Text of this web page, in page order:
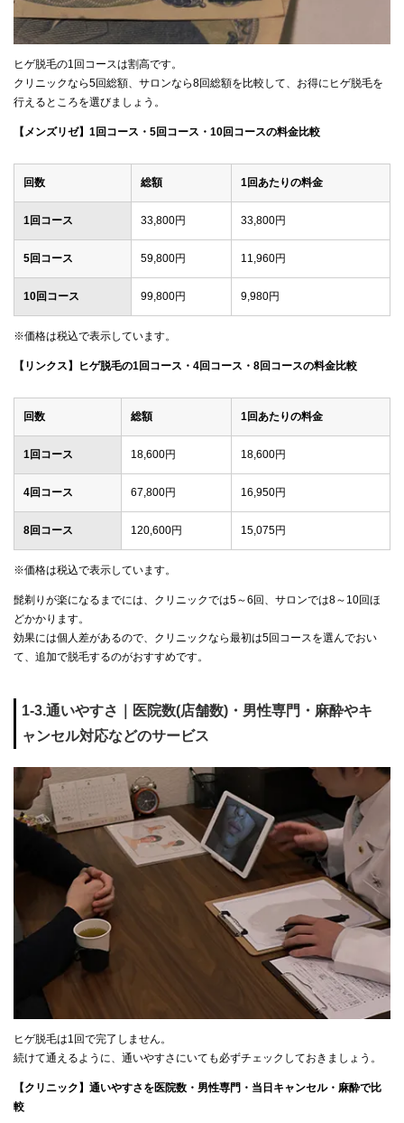
ヒゲ脱毛の1回コースは割高です。
クリニックなら5回総額、サロンなら8回総額を比較して、お得にヒゲ脱毛を
行えるところを選びましょう。
【メンズリゼ】1回コース・5回コース・10回コースの料金比較
回数 総額 1回あたりの料金
1回コース 33,800円 33,800円
5回コース 59,800円 11,960円
10回コース 99,800円 9,980円
※価格は税込で表示しています。
【リンクス】ヒゲ脱毛の1回コース・4回コース・8回コースの料金比較
回数 総額 1回あたりの料金
1回コース 18,600円 18,600円
4回コース 67,800円 16,950円
8回コース 120,600円 15,075円
※価格は税込で表示しています。
髭剃りが楽になるまでには、クリニックでは5～6回、サロンでは8～10回ほ
どかかります。
効果には個人差があるので、クリニックなら最初は5回コースを選んでおい
て、追加で脱毛するのがおすすめです。
1-3.通いやすさ｜医院数(店舗数)・男性専門・麻酔やキ
ャンセル対応などのサービス
ヒゲ脱毛は1回で完了しません。
続けて通えるように、通いやすさにいても必ずチェックしておきましょう。
【クリニック】通いやすさを医院数・男性専門・当日キャンセル・麻酔で比
較